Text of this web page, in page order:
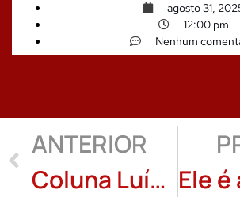
agosto 31,
12:00 pm
Nenhum
ANTERIOR
Coluna Luís Palma Gomes: Uma simples gota